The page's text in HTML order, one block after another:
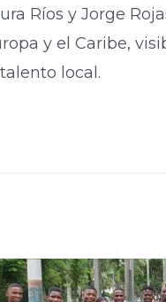
Ríos y Jorge
y el Caribe,
local.